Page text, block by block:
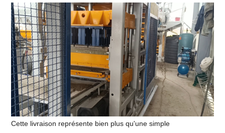
Cette livraison représente bien plus qu'une simple